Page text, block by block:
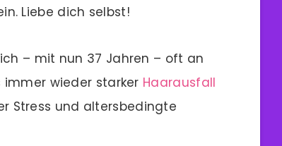
Liebe dich selbst!
– mit nun 37 Jahren – oft an
immer wieder starker Haarausfall
Stress und altersbedingte